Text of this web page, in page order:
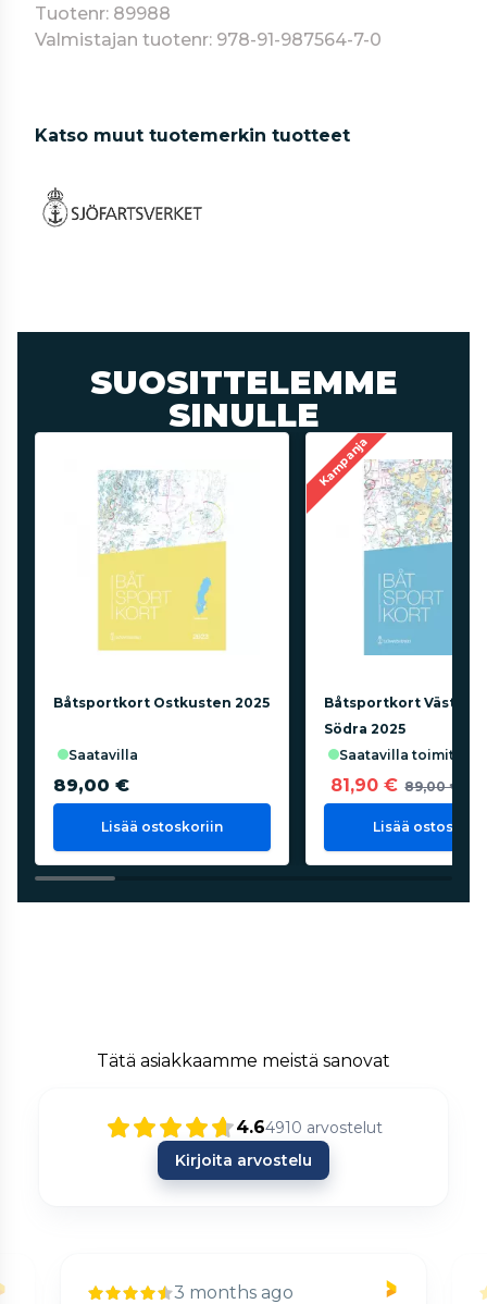
Tuotenr: 89988
Valmistajan tuotenr: 978-91-987564-7-0
Katso muut tuotemerkin tuotteet
SUOSITTELEMME
SINULLE
Båtsportkort Ostkusten 2025
saatavilla
89,00 €
Lisää ostoskoriin
Kampanja
Båtsportkort
Södra 2025
saatavilla
81,90 € 89,00 €
Lisää
Tätä asiakkaamme meistä sanovat
4.64910 arvostelut
Kirjoita arvostelu
3 months ago